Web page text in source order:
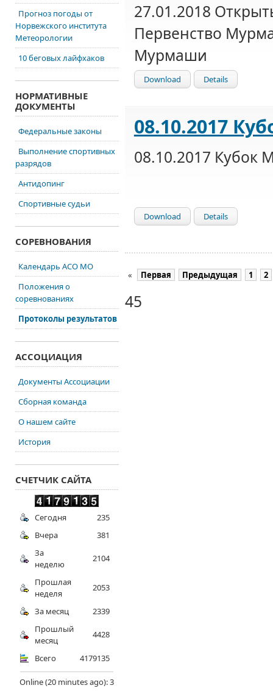
27.01.2018
Первенство
Мурмаши
Download Details
08.10.2017
08.10.2017 Кубок
Download Details
« Первая Предыдущая 1 2
45
Прогноз погоды от
Норвежского института
Метеорологии
10 беговых лайфхаков
НОРМАТИВНЫЕ
ДОКУМЕНТЫ
Федеральные законы
Выполнение спортивных
разрядов
Антидопинг
Спортивные судьи
СОРЕВНОВАНИЯ
Календарь АСО МО
Положения о
соревнованиях
Протоколы результатов
АССОЦИАЦИЯ
Документы Ассоциации
Сборная команда
О нашем сайте
История
СЧЕТЧИК САЙТА
Сегодня
235
Вчера
381
За
неделю
2104
Прошлая
неделя
2053
За месяц
2339
Прошлый
месяц
4428
Всего 4179135
Online (20 minutes ago): 3